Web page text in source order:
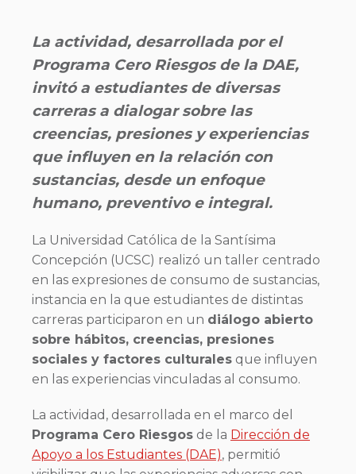
La actividad, desarrollada por el
Programa Cero Riesgos de la DAE,
invitó a estudiantes de diversas
carreras a dialogar sobre las
creencias, presiones y experiencias
que influyen en la relación con
sustancias, desde un enfoque
humano, preventivo e integral.
La Universidad Católica de la Santísima
Concepción (UCSC) realizó un taller centrado
en las expresiones de consumo de sustancias,
instancia en la que estudiantes de distintas
carreras participaron en un diálogo abierto
sobre hábitos, creencias, presiones
sociales y factores culturales que influyen
en las experiencias vinculadas al consumo.
La actividad, desarrollada en el marco del
Programa Cero Riesgos de la Dirección de
Apoyo a los Estudiantes (DAE), permitió